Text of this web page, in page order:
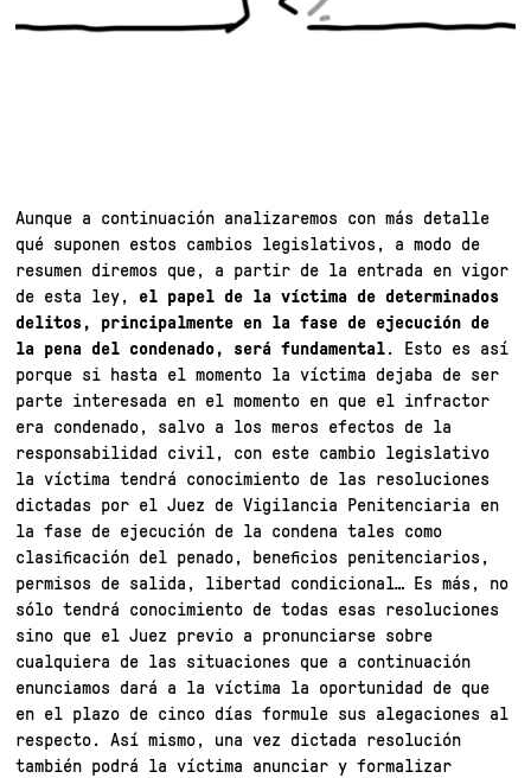
Aunque a continuación analizaremos con más detalle
qué suponen estos cambios legislativos, a modo de
resumen diremos que, a partir de la entrada en vigor
de esta ley, el papel de la víctima de determinados
delitos, principalmente en la fase de ejecución de
la pena del condenado, será fundamental. Esto es así
porque si hasta el momento la víctima dejaba de ser
parte interesada en el momento en que el infractor
era condenado, salvo a los meros efectos de la
responsabilidad civil, con este cambio legislativo
la víctima tendrá conocimiento de las resoluciones
dictadas por el Juez de Vigilancia Penitenciaria en
la fase de ejecución de la condena tales como
clasificación del penado, beneficios penitenciarios,
permisos de salida, libertad condicional… Es más, no
sólo tendrá conocimiento de todas esas resoluciones
sino que el Juez previo a pronunciarse sobre
cualquiera de las situaciones que a continuación
enunciamos dará a la víctima la oportunidad de que
en el plazo de cinco días formule sus alegaciones al
respecto. Así mismo, una vez dictada resolución
también podrá la víctima anunciar y formalizar